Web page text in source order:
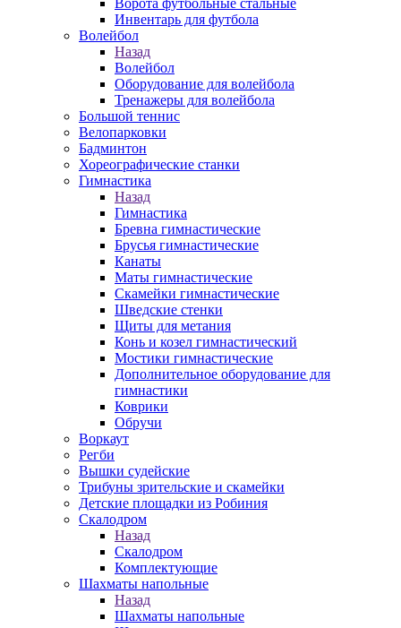
Ворота футбольные стальные
Инвентарь для футбола
Волейбол
Назад
Волейбол
Оборудование для волейбола
Тренажеры для волейбола
Большой теннис
Велопарковки
Бадминтон
Хореографические станки
Гимнастика
Назад
Гимнастика
Бревна гимнастические
Брусья гимнастические
Канаты
Маты гимнастические
Скамейки гимнастические
Шведские стенки
Щиты для метания
Конь и козел гимнастический
Мостики гимнастические
Дополнительное оборудование для
гимнастики
Коврики
Обручи
Воркаут
Регби
Вышки судейские
Трибуны зрительские и скамейки
Детские площадки из Робиния
Скалодром
Назад
Скалодром
Комплектующие
Шахматы напольные
Назад
Шахматы напольные